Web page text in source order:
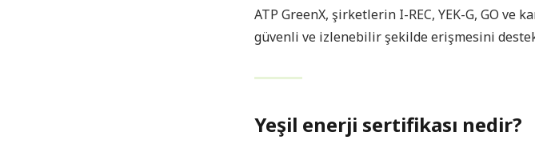
ATP GreenX, şirketlerin I-REC, YEK-G, GO
güvenli ve izlenebilir şekilde erişmesini
Yeşil enerji sertifikası nedir?